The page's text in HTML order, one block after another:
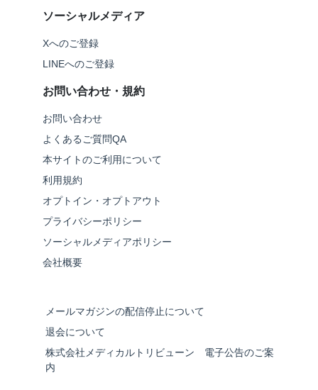
ソーシャルメディア
Xへのご登録
LINEへのご登録
お問い合わせ・規約
お問い合わせ
よくあるご質問QA
本サイトのご利用について
利用規約
オプトイン・オプトアウト
プライバシーポリシー
ソーシャルメディアポリシー
会社概要
メールマガジンの配信停止について
退会について
株式会社メディカルトリビューン 電子公告のご案
内